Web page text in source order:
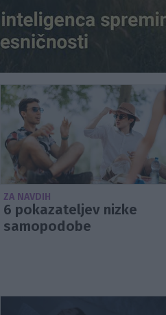
ZA NAVDIH
6 pokazateljev nizke
samopodobe